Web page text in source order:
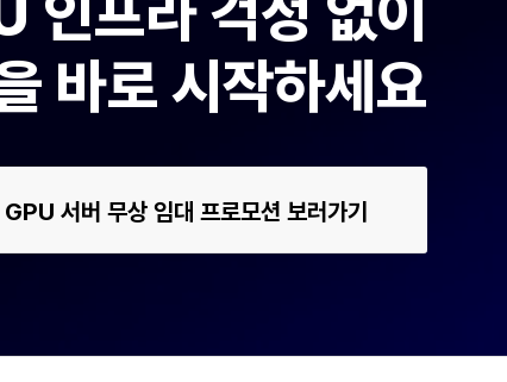
인프라 걱정 없이
바로 시작하세요
GPU 서버 무상 임대 프로모션 보러가기